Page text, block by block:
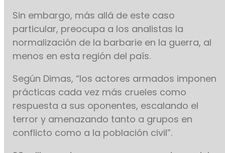
Sin embargo, más allá de este caso
particular, preocupa a los analistas la
normalización de la barbarie en la guerra, al
menos en esta región del país.
Según Dimas, “los actores armados imponen
prácticas cada vez más crueles como
respuesta a sus oponentes, escalando el
terror y amenazando tanto a grupos en
conflicto como a la población civil”.